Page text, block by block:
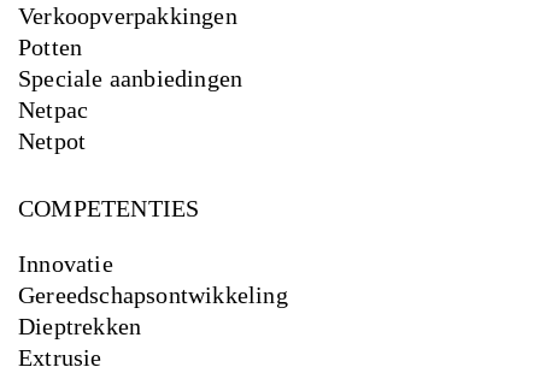
Verkoopverpakkingen
Potten
Speciale aanbiedingen
Netpac
Netpot
COMPETENTIES
Innovatie
Gereedschapsontwikkeling
Dieptrekken
Extrusie